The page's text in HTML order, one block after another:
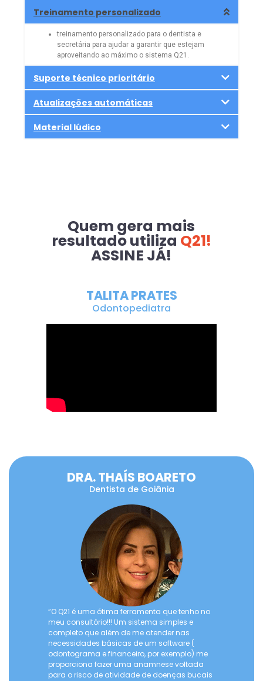
Treinamento personalizado
treinamento personalizado para o dentista e
secretária para ajudar a garantir que estejam
aproveitando ao máximo o sistema Q21.
Suporte técnico prioritário
Atualizações automáticas
Material lúdico
Quem gera mais
resultado utiliza Q21!
ASSINE JÁ!
TALITA PRATES
Odontopediatra
DRA. THAÍS BOARETO
Dentista de Goiânia
“O Q21 é uma ótima ferramenta que tenho no
meu consultório!!! Um sistema simples e
completo que além de me atender nas
necessidades básicas de um software (
odontograma e financeiro, por exemplo) me
proporciona fazer uma anamnese voltada
para o risco de atividade de doenças bucais